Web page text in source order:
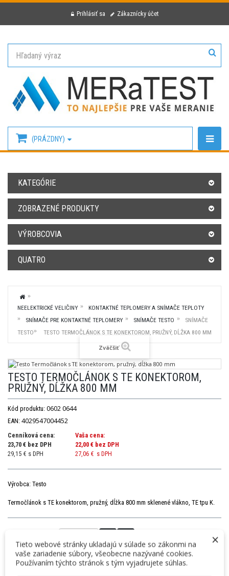
Prihlásiť sa Zákaznícky účet
(PRÁZDNY)
KATEGÓRIE
ZOBRAZENÉ PRODUKTY
VÝROBCOVIA
QUATRO
NEELEKTRICKÉ VELIČINY
KONTAKTNÉ TEPLOMERY A SNÍMAČE TEPLOTY
SNÍMAČE PRE KONTAKTNÉ TEPLOMERY
SNÍMAČE TESTO
SNÍMAČE
TESTO
TESTO TERMOČLÁNOK S TE KONEKTOROM, PRUŽNÝ, DĹŽKA 800 MM
Zväčšiť
TESTO TERMOČLÁNOK S TE KONEKTOROM,
PRUŽNÝ, DĹŽKA 800 MM
Kód produktu: 0602 0644
EAN: 4029547004452
Cenníková cena:
23,70 € bez DPH
29,15 € s DPH
Vaša cena:
22,00 € bez DPH
27,06 € s DPH
Výrobca: Testo
Termočlánok s TE konektorom, pružný, dĺžka 800 mm sklenené vlákno, TE tpu K.
×
Tieto webové stránky ukladajú v súlade so zákonmi na
vaše zariadenie súbory, všeobecne nazývané cookies.
Používaním týchto stránok s tým vyjadrujete súhlas.